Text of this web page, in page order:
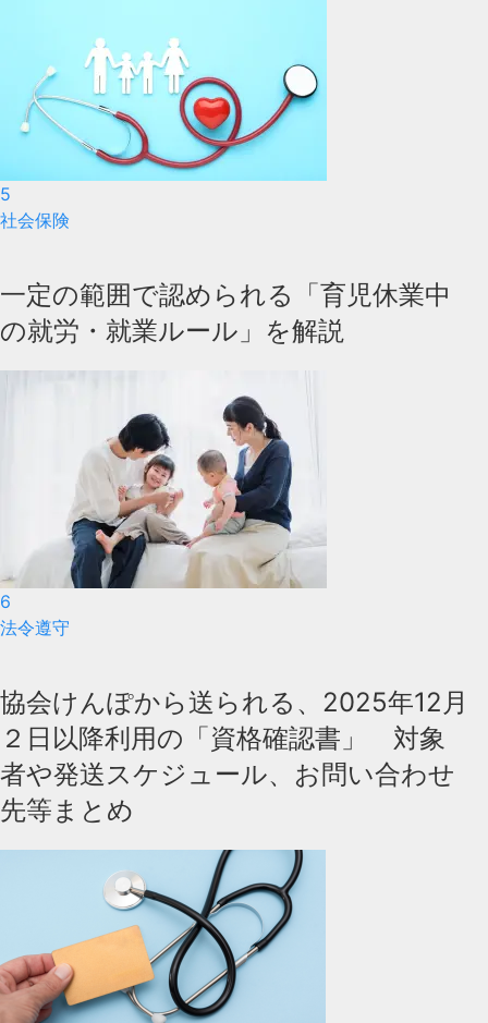
5
社会保険
一定の範囲で認められる「育児休業中
の就労・就業ルール」を解説
6
法令遵守
協会けんぽから送られる、2025年12月
２日以降利用の「資格確認書」 対象
者や発送スケジュール、お問い合わせ
先等まとめ